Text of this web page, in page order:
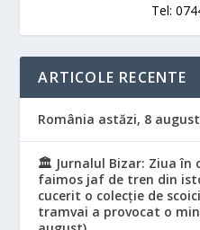
Tel:
ARTICOLE RECENTE
România astăzi, 8
🏛️ Jurnalul Bizar: Ziua în
faimos jaf de tren din
cucerit o colecție de
tramvai a provocat o